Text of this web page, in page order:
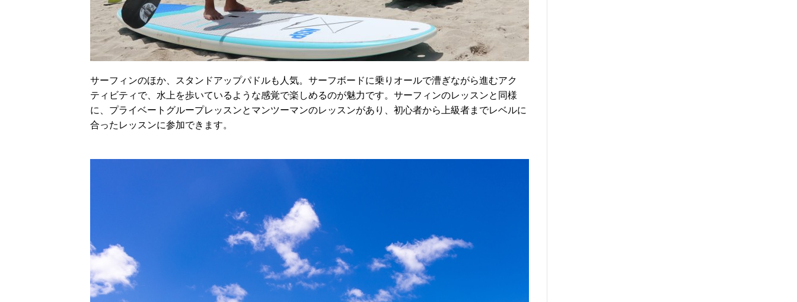
サーフィンのほか、スタンドアップパドルも人気。サーフボードに乗りオールで漕ぎながら進むアク
ティビティで、水上を歩いているような感覚で楽しめるのが魅力です。サーフィンのレッスンと同様
に、プライベートグループレッスンとマンツーマンのレッスンがあり、初心者から上級者までレベルに
合ったレッスンに参加できます。